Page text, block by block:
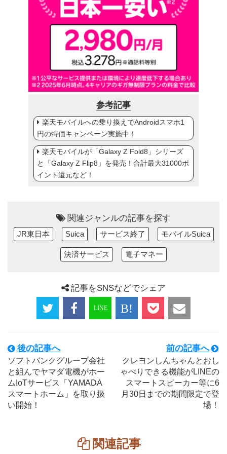
参考記事
楽天モバイルへの乗り換えでAndroidスマホ1
円の特価キャンペーン実施中！
楽天モバイルが「Galaxy Z Fold8」シリーズ
と「Galaxy Z Flip8」を発売！合計最大31000ポ
イント還元など！
関連ジャンルの記事を探す
JR東日本 Suica サービス終了 モバイルSuica
決済サービス 電子マネー
記事をSNSなどでシェア
後の記事へ
ソフトバンクグループ会社
と組んでヤマダ電機がホー
ムIoTサービス「YAMADA
スマートホーム」を取り扱
い開始！
前の記事へ
クレヨンしんちゃんとおし
ゃべりできる機能がLINEの
スマートスピーカー等に6
月30日までの期間限定で登
場！
関連記事